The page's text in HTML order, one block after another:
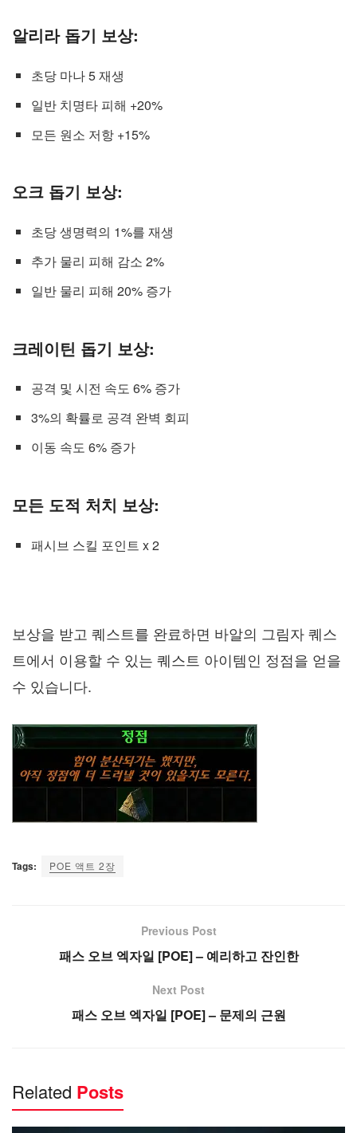
알리라 돕기 보상:
초당 마나 5 재생
일반 치명타 피해 +20%
모든 원소 저항 +15%
오크 돕기 보상:
초당 생명력의 1%를 재생
추가 물리 피해 감소 2%
일반 물리 피해 20% 증가
크레이틴 돕기 보상:
공격 및 시전 속도 6% 증가
3%의 확률로 공격 완벽 회피
이동 속도 6% 증가
모든 도적 처치 보상:
패시브 스킬 포인트 x 2
보상을 받고 퀘스트를 완료하면 바알의 그림자 퀘스
트에서 이용할 수 있는 퀘스트 아이템인 정점을 얻을
수 있습니다.
Tags: POE 액트 2장
Previous Post
패스 오브 엑자일 [POE] – 예리하고 잔인한
Next Post
패스 오브 엑자일 [POE] – 문제의 근원
Related Posts